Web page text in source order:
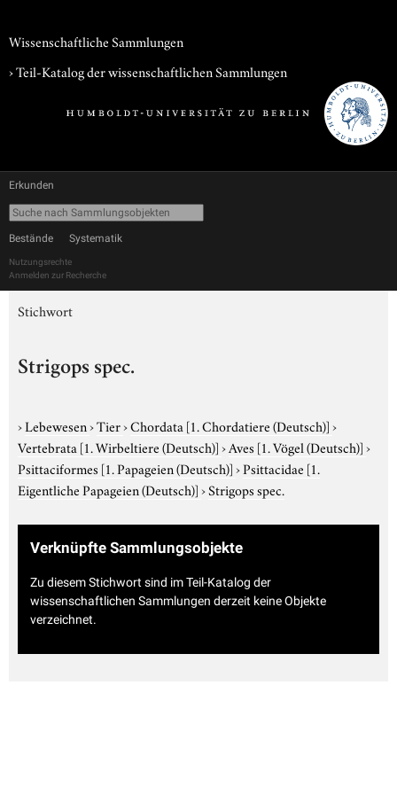
Wissenschaftliche Sammlungen
› Teil-Katalog der wissenschaftlichen Sammlungen
Erkunden
Bestände Systematik
Nutzungsrechte
Anmelden zur Recherche
Stichwort
Strigops spec.
›Lebewesen›Tier›Chordata [1. Chordatiere (Deutsch)]›
Vertebrata [1. Wirbeltiere (Deutsch)]›Aves [1. Vögel (Deutsch)]›
Psittaciformes [1. Papageien (Deutsch)]›Psittacidae [1.
Eigentliche Papageien (Deutsch)]›Strigops spec.
Verknüpfte Sammlungsobjekte
Zu diesem Stichwort sind im Teil-Katalog der
wissenschaftlichen Sammlungen derzeit keine Objekte
verzeichnet.